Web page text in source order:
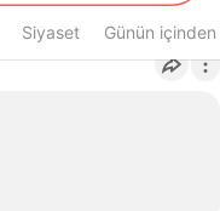
Siyaset Günün içinden